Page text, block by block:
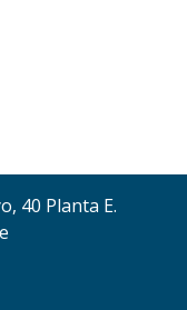
40 Planta E.